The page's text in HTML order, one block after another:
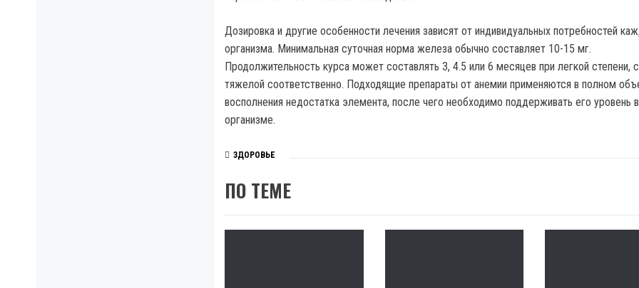
Дозировка и другие особенности лечения зависят от индивидуальных потребностей
организма. Минимальная суточная норма железа обычно составляет 10-15 мг.
Продолжительность курса может составлять 3, 4.5 или 6 месяцев при легкой степени,
тяжелой соответственно. Подходящие препараты от анемии применяются в полном
восполнения недостатка элемента, после чего необходимо поддерживать его уровень в
организме.
ЗДОРОВЬЕ
ПО ТЕМЕ